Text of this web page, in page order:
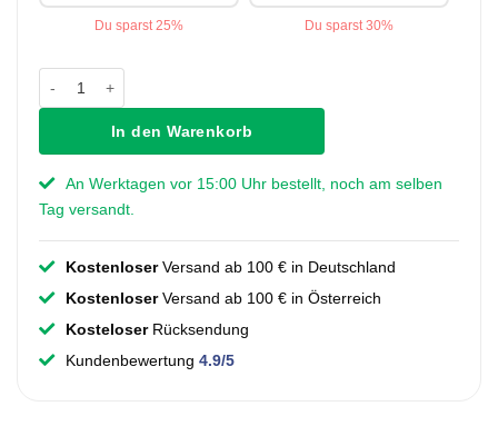
Du sparst 25% Du sparst 30%
In den Warenkorb
An Werktagen vor 15:00 Uhr bestellt, noch am selben
Tag versandt.
KostenloserVersand ab 100 € in Deutschland
KostenloserVersand ab 100 € in Österreich
Kosteloser Rücksendung
Kundenbewertung 4.9/5